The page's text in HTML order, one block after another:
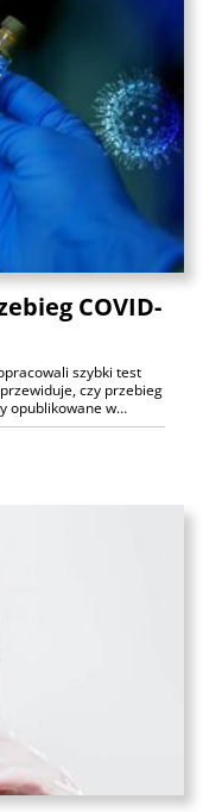
COVID-
szybki test
czy przebieg
opublikowane w…